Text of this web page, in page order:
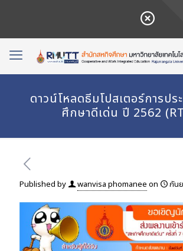
ดาวน์โหลดธีมโปสเตอร์การป
ศึกษาดีเด่น ปี 2562
Published by wanvisa phomanee on กัน